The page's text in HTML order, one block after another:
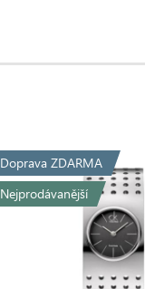
Doprava ZDARMA
Nejprodávanější